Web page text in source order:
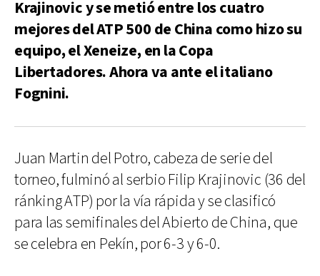
Krajinovic y se metió entre los cuatro
mejores del ATP 500 de China como hizo su
equipo, el Xeneize, en la Copa
Libertadores. Ahora va ante el italiano
Fognini.
Juan Martin del Potro, cabeza de serie del
torneo, fulminó al serbio Filip Krajinovic (36 del
ránking ATP) por la vía rápida y se clasificó
para las semifinales del Abierto de China, que
se celebra en Pekín, por 6-3 y 6-0.